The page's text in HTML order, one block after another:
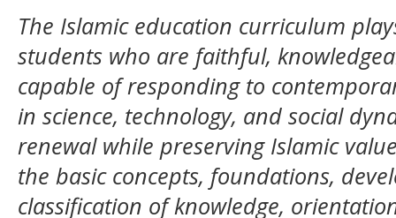
The Islamic education curriculum
students who are faithful,
capable of responding to
in science, technology, and social
renewal while preserving Islamic
the basic concepts, foundations,
classification of knowledge,